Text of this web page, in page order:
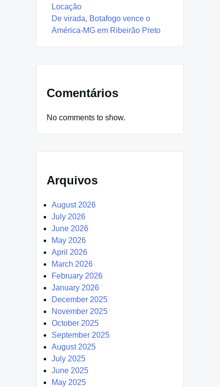
Locação
De virada, Botafogo vence o
América-MG em Ribeirão Preto
Comentários
No comments to show.
Arquivos
August 2026
July 2026
June 2026
May 2026
April 2026
March 2026
February 2026
January 2026
December 2025
November 2025
October 2025
September 2025
August 2025
July 2025
June 2025
May 2025